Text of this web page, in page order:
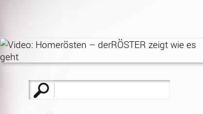
Suche
nach: